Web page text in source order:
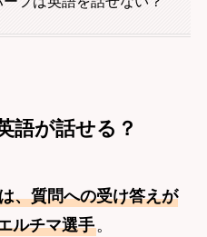
語が話せる？
、質問への受け答えが
ルチマ選手。